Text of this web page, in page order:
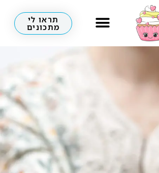
תראו לי
מתכונים